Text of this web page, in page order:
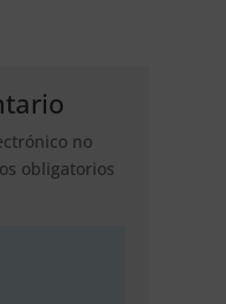
no
obligatorios